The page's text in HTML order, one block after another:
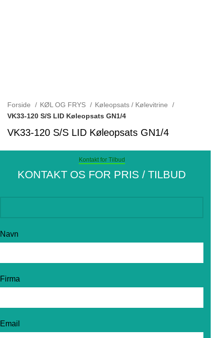
Forside KØL OG FRYS
Køleopsats / Kølevitrine
VK33-120 S/S LID Køleopsats GN1/4
VK33-120 S/S LID Køleopsats GN1/4
Kontakt for Tilbud
KONTAKT OS FOR PRIS / TILBUD
Navn
Firma
Email